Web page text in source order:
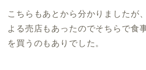
こちらもあとから分かりましたが
よる売店もあったのでそちらで食
を買うのもありでした。